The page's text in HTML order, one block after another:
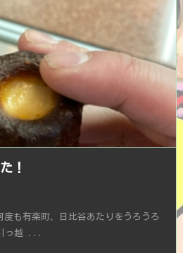
！
度も有楽町、日比谷あたりをうろうろ
っ越 ...